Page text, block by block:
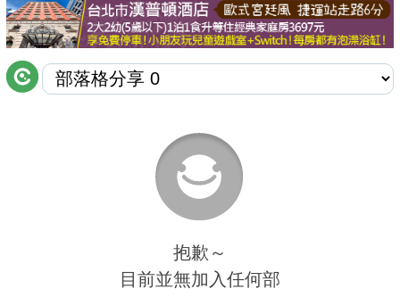
討論區
聯絡我們
抱歉～
目前並無加入任何部